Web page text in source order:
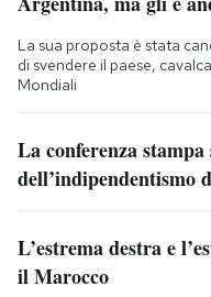
La sua proposta è stata
di svendere il paese,
Mondiali
La conferenza
dell’indipendentismo
L’estrema destra e
il Marocco